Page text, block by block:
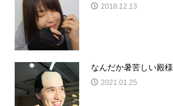
2018.12.13
なんだか暑苦しい殿様
2021.01.25